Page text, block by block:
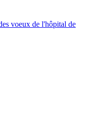
voeux de l'hôpital de